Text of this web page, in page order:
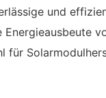
und
für